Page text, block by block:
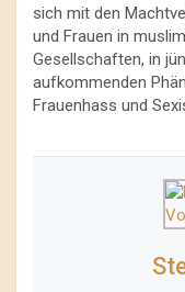
sich mit den
und Frauen in
Gesellschaften, in
aufkommenden
Frauenhass und